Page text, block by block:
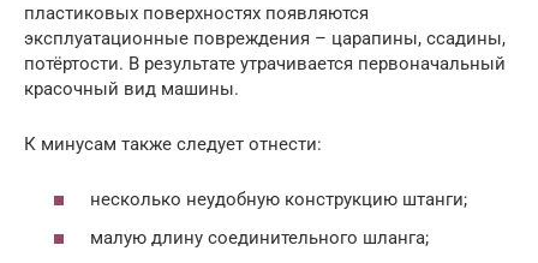
пластиковых поверхностях появляются
эксплуатационные повреждения – царапины, ссадины,
потёртости. В результате утрачивается первоначальный
красочный вид машины.
К минусам также следует отнести:
несколько неудобную конструкцию штанги;
малую длину соединительного шланга;